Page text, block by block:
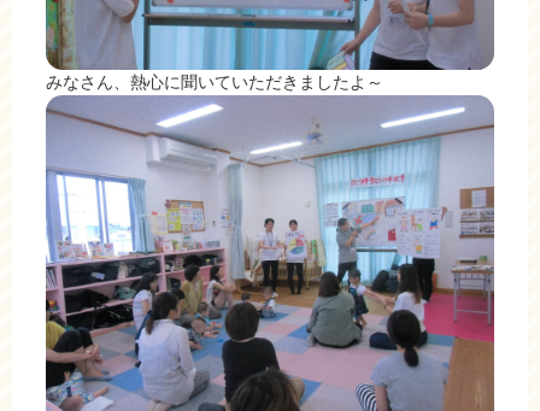
みなさん、熱心に聞いていただきましたよ～